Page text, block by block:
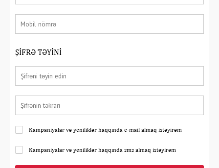
ŞIFRƏ TƏYINI
Kampaniyalar və yeniliklər haqqında e-mail almaq istəyirəm
Kampaniyalar və yeniliklər haqqında sms almaq istəyirəm